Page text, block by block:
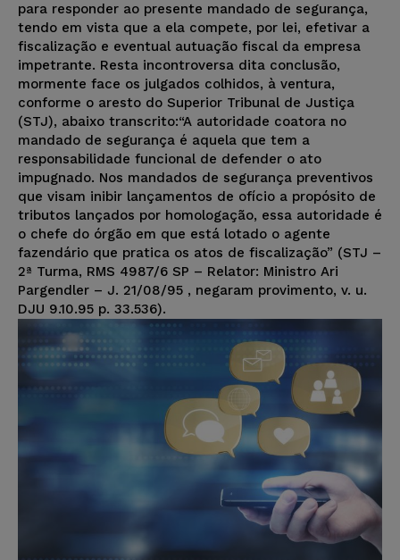
para responder ao presente mandado de segurança,
tendo em vista que a ela compete, por lei, efetivar a
fiscalização e eventual autuação fiscal da empresa
impetrante. Resta incontroversa dita conclusão,
mormente face os julgados colhidos, à ventura,
conforme o aresto do Superior Tribunal de Justiça
(STJ), abaixo transcrito:“A autoridade coatora no
mandado de segurança é aquela que tem a
responsabilidade funcional de defender o ato
impugnado. Nos mandados de segurança preventivos
que visam inibir lançamentos de ofício a propósito de
tributos lançados por homologação, essa autoridade é
o chefe do órgão em que está lotado o agente
fazendário que pratica os atos de fiscalização” (STJ –
2ª Turma, RMS 4987/6 SP – Relator: Ministro Ari
Pargendler – J. 21/08/95 , negaram provimento, v. u.
DJU 9.10.95 p. 33.536).